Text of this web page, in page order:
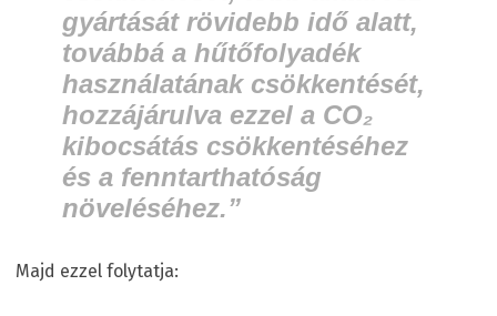
gyártását rövidebb idő alatt,
továbbá a hűtőfolyadék
használatának csökkentését,
hozzájárulva ezzel a CO₂
kibocsátás csökkentéséhez
és a fenntarthatóság
növeléséhez.”
Majd ezzel folytatja: